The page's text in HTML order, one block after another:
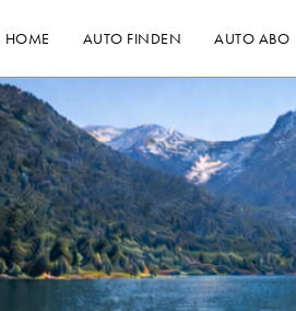
HOME AUTO FINDEN AUTO ABO